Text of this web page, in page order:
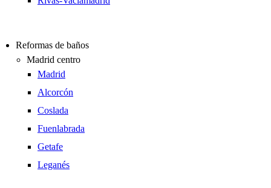
Reformas de baños
Madrid centro
Madrid
Alcorcón
Coslada
Fuenlabrada
Getafe
Leganés